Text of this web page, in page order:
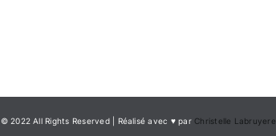
© 2022 All Rights Reserved | Réalisé avec ♥ par Christelle Labruyere